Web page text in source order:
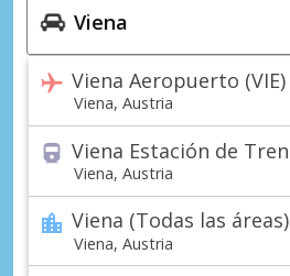
Viena Aeropuerto (VIE)
Viena, Austria
Viena Estación de Tren
Viena, Austria
Viena (Todas las áreas)
Viena, Austria